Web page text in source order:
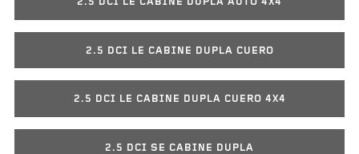
2.5 DCI LE CABINE DUPLA AUTO 4X4
2.5 DCI LE CABINE DUPLA CUERO
2.5 DCI LE CABINE DUPLA CUERO 4X4
2.5 DCI SE CABINE DUPLA